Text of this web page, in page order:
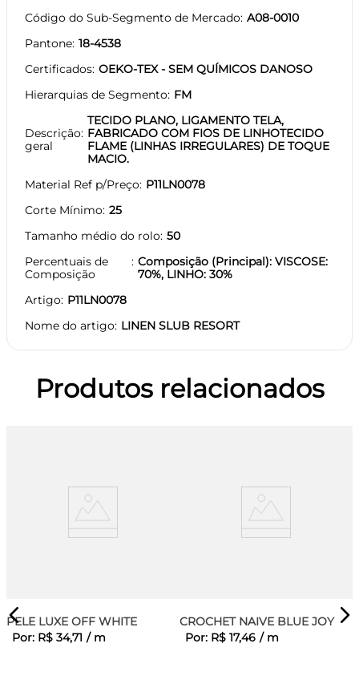
Código do Sub-Segmento de Mercado A08-0010
Pantone 18-4538
Certificados OEKO-TEX - SEM QUÍMICOS DANOSO
Hierarquias de Segmento FM
Descrição
geral
TECIDO PLANO, LIGAMENTO TELA,
FABRICADO COM FIOS DE LINHOTECIDO
FLAME (LINHAS IRREGULARES) DE TOQUE
MACIO.
Material Ref p/Preço P11LN0078
Corte Mínimo 25
Tamanho médio do rolo 50
Percentuais de
Composição
Composição (Principal): VISCOSE:
70%, LINHO: 30%
Artigo P11LN0078
Nome do artigo LINEN SLUB RESORT
Produtos relacionados
PELE LUXE OFF WHITE
Por: R$ 34,71 / m
CROCHET NAIVE BLUE JOY
Por: R$ 17,46 / m